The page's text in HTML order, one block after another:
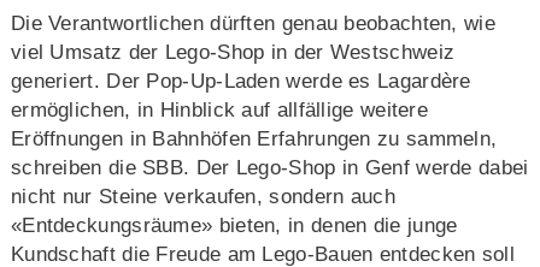
Die Verantwortlichen dürften genau beobachten, wie
viel Umsatz der Lego-Shop in der Westschweiz
generiert. Der Pop-Up-Laden werde es Lagardère
ermöglichen, in Hinblick auf allfällige weitere
Eröffnungen in Bahnhöfen Erfahrungen zu sammeln,
schreiben die SBB. Der Lego-Shop in Genf werde dabei
nicht nur Steine verkaufen, sondern auch
«Entdeckungsräume» bieten, in denen die junge
Kundschaft die Freude am Lego-Bauen entdecken soll